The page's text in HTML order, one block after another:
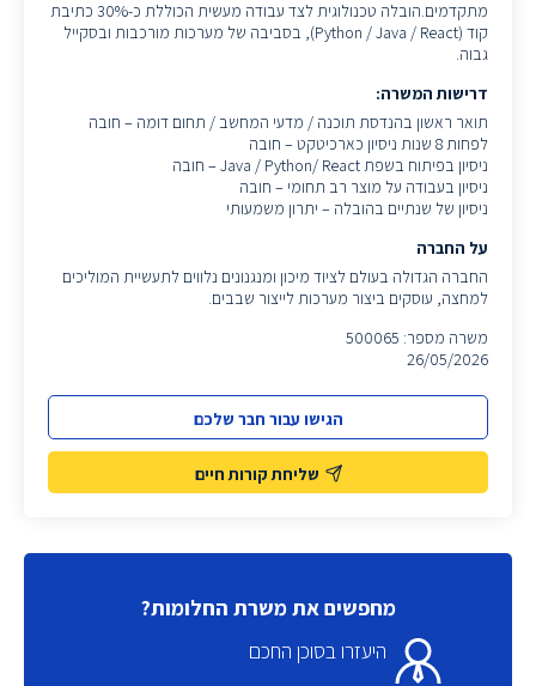
מתקדמים.הובלה טכנולוגית לצד עבודה מעשית הכוללת כ-30% כתיבת
קוד (Python / Java / React), בסביבה של מערכות מורכבות ובסקייל
גבוה.
דרישות המשרה:
תואר ראשון בהנדסת תוכנה / מדעי המחשב / תחום דומה – חובה
לפחות 8 שנות ניסיון כארכיטקט – חובה
ניסיון בפיתוח בשפת Java / Python/ React – חובה
ניסיון בעבודה על מוצר רב תחומי – חובה
ניסיון של שנתיים בהובלה – יתרון משמעותי
על החברה
החברה הגדולה בעולם לציוד מיכון ומנגנונים נלווים לתעשיית המוליכים
למחצה, עוסקים ביצור מערכות לייצור שבבים.
משרה מספר: 500065
26/05/2026
הגישו עבור חבר שלכם
שליחת קורות חיים
מחפשים את משרת החלומות?
היעזרו בסוכן החכם